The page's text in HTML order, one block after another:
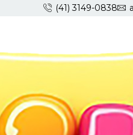
(41) 3149-0838